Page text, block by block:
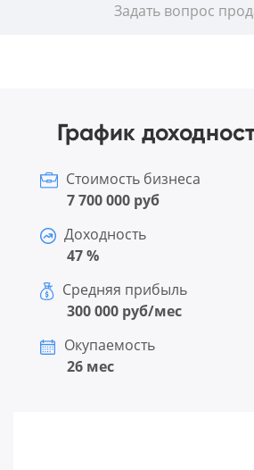
Задать вопрос
График
Стоимость бизнеса
7 700 000 руб
Доходность
47 %
Средняя прибыль
300 000 руб/мес
Окупаемость
26 мес